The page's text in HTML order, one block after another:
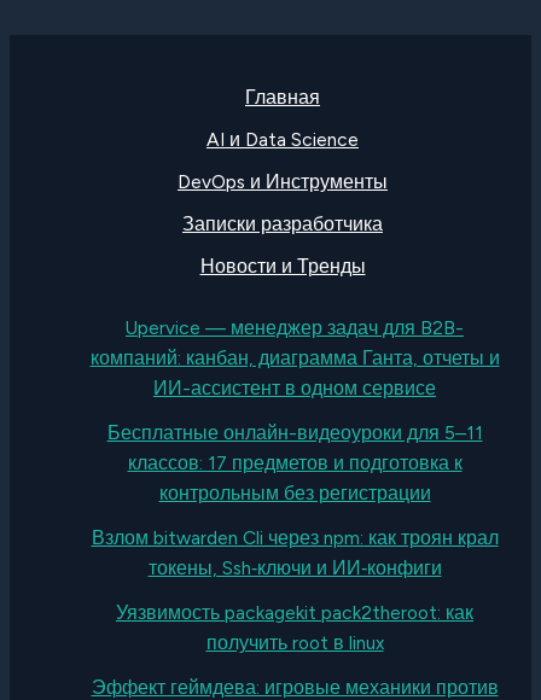
Главная
AI и Data Science
DevOps и Инструменты
Записки разработчика
Новости и Тренды
Upervice — менеджер задач для B2B-
компаний: канбан, диаграмма Ганта, отчеты и
ИИ-ассистент в одном сервисе
Бесплатные онлайн-видеоуроки для 5–11
классов: 17 предметов и подготовка к
контрольным без регистрации
Взлом bitwarden Cli через npm: как троян крал
токены, Ssh‑ключи и ИИ‑конфиги
Уязвимость packagekit pack2theroot: как
получить root в linux
Эффект геймдева: игровые механики против